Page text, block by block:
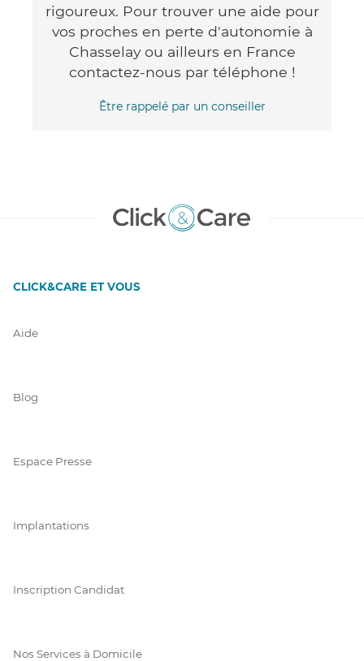
rigoureux. Pour trouver une aide pour
vos proches en perte d'autonomie à
Chasselay ou ailleurs en France
contactez-nous par téléphone !
Être rappelé par un conseiller
CLICK&CARE ET VOUS
Aide
Blog
Espace Presse
Implantations
Inscription Candidat
Nos Services à Domicile